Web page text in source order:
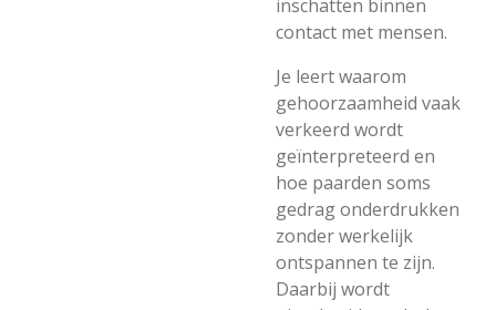
inschatten binnen
contact met mensen.
Je leert waarom
gehoorzaamheid vaak
verkeerd wordt
geïnterpreteerd en
hoe paarden soms
gedrag onderdrukken
zonder werkelijk
ontspannen te zijn.
Daarbij wordt